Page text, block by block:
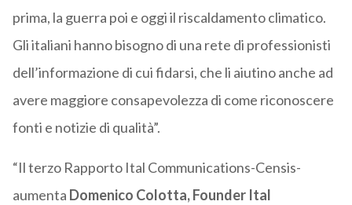
prima, la guerra poi e oggi il riscaldamento climatico.
Gli italiani hanno bisogno di una rete di professionisti
dell’informazione di cui fidarsi, che li aiutino anche ad
avere maggiore consapevolezza di come riconoscere
fonti e notizie di qualità”.
“Il terzo Rapporto Ital Communications-Censis-
aumenta Domenico Colotta, Founder Ital